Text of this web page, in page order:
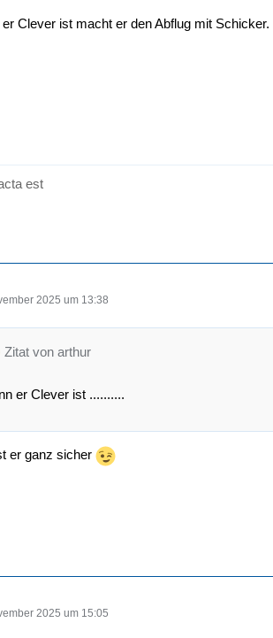
Clever ist macht er den Abflug mit Schicker.
est
2025 um 13:38
Zitat von arthur
er Clever ist ..........
er ganz sicher
2025 um 15:05